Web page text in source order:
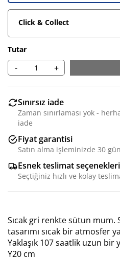
Click & Collect
Tutar
- +
Sınırsız iade
Zaman sınırlaması yok -
iade
Fiyat garantisi
Satın alma işleminizde 30
Esnek teslimat seçenekleri
Seçtiğiniz hızlı ve kolay
Sıcak gri renkte sütun mum.
tasarımı sıcak bir atmosfer
Yaklaşık 107 saatlik uzun
Y20 cm